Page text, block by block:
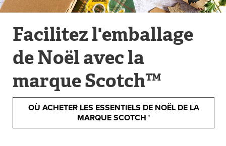
Facilitez l'emballage
de Noël avec la
marque Scotch™
OÙ ACHETER LES ESSENTIELS DE NOËL DE LA
MARQUE SCOTCH™